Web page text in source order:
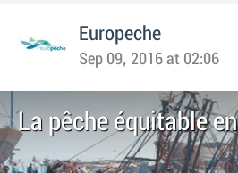
Europeche
Sep 09, 2016 at 02:06
La pêche équitable